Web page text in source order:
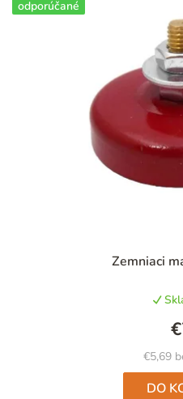
odporúčané
Zemniaci
€5,69
DO